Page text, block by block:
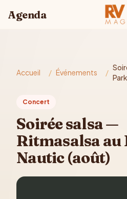
Agenda
Accueil / Événements /
Concert
Soirée salsa —
Ritmasalsa au
Nautic (août)